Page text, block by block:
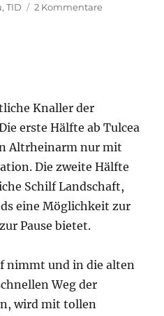
,TID 2 Kommentarezu
Knaller der
erste Hälfte ab Tulcea
Altrheinarm nur mit
Die zweite Hälfte
Schilf Landschaft,
eine Möglichkeit zur
Pause bietet.
nimmt und in die alten
Weg der
wird mit tollen